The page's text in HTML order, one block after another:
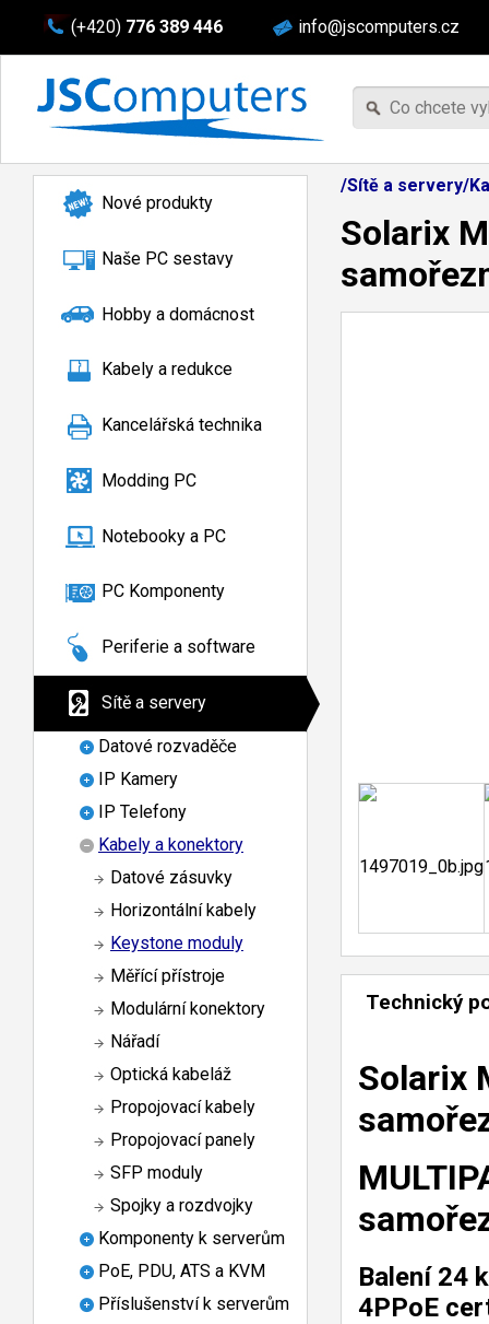
(+420) 776 389 446 info@jscomputers.cz
Nové produkty
Naše PC sestavy
Hobby a domácnost
Kabely a redukce
Kancelářská technika
Modding PC
Notebooky a PC
PC Komponenty
Periferie a software
Sítě a servery
Datové rozvaděče
IP Kamery
IP Telefony
Kabely a konektory
Datové zásuvky
Horizontální kabely
Keystone moduly
Měřící přístroje
Modulární konektory
Nářadí
Optická kabeláž
Propojovací kabely
Propojovací panely
SFP moduly
Spojky a rozdvojky
Komponenty k serverům
PoE, PDU, ATS a KVM
Příslušenství k serverům
/Sítě a servery/
Solarix
Technický
Solarix
Balení 24
4PPoE